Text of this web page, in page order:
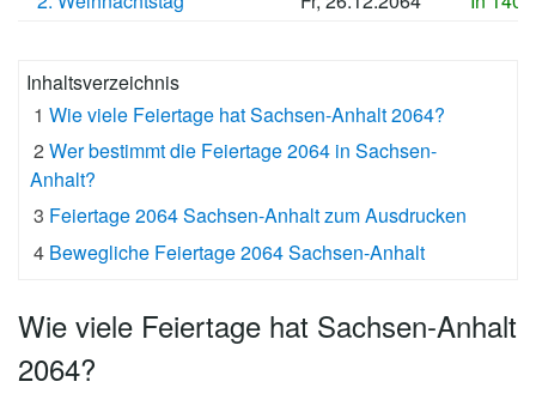
Inhaltsverzeichnis
1 Wie viele Feiertage hat Sachsen-Anhalt 2064?
2 Wer bestimmt die Feiertage 2064 in Sachsen-
Anhalt?
3 Feiertage 2064 Sachsen-Anhalt zum Ausdrucken
4 Bewegliche Feiertage 2064 Sachsen-Anhalt
Wie viele Feiertage hat Sachsen-Anhalt
2064?